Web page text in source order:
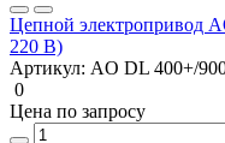
Цепной электропривод
220 В)
Артикул: AO DL 400+/
0
Цена по запросу